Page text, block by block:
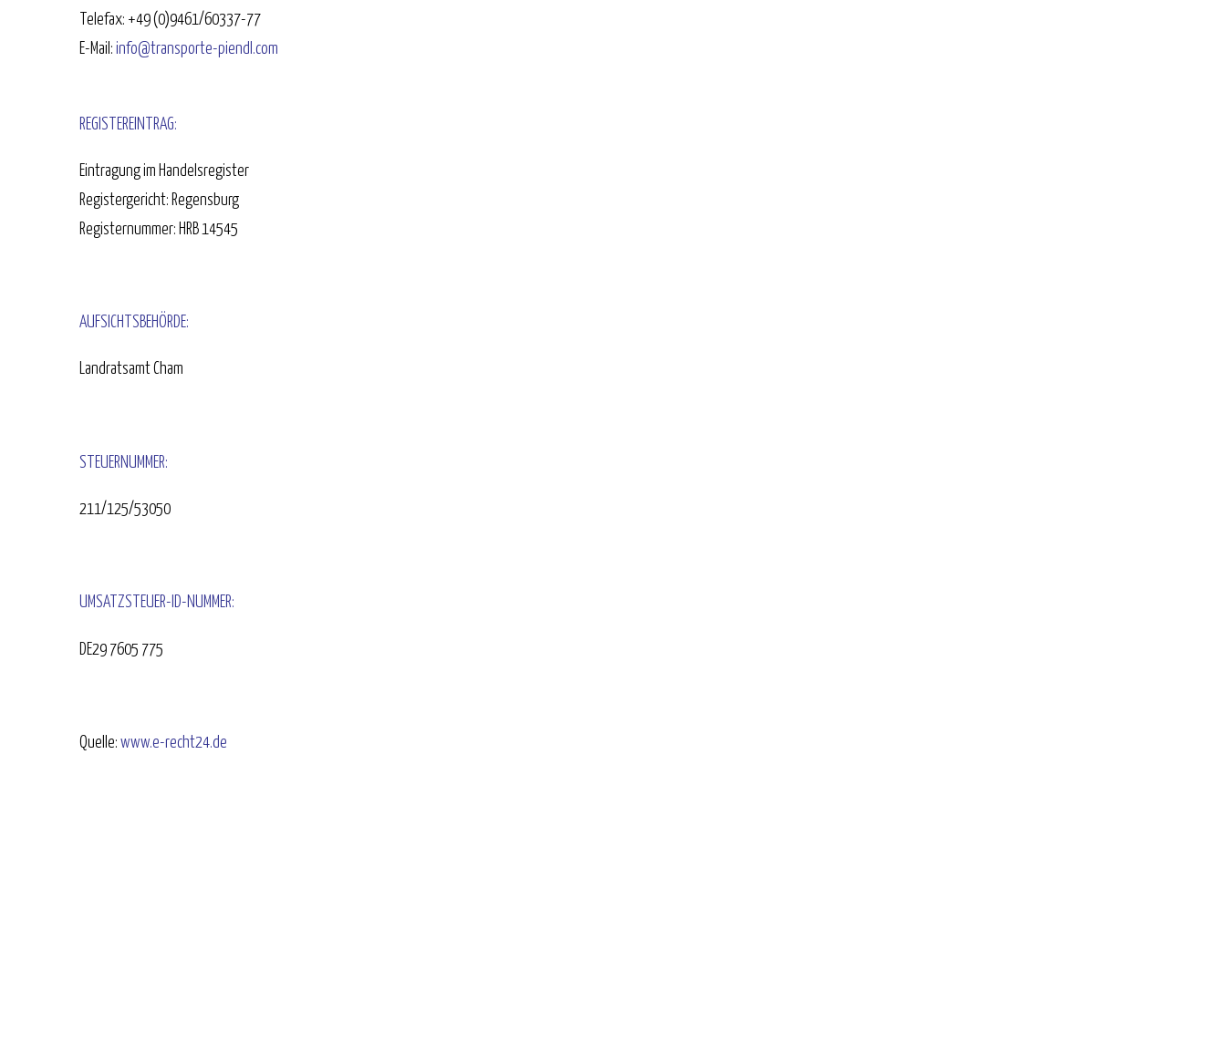
Telefax: +49 (0)9461/60337-77
E-Mail:info@transporte-piendl.com
REGISTEREINTRAG:
Eintragung im Handelsregister
Registergericht: Regensburg
Registernummer: HRB 14545
AUFSICHTSBEHÖRDE:
Landratsamt Cham
STEUERNUMMER:
211/125/53050
UMSATZSTEUER-ID-NUMMER:
DE29 7605 775
Quelle:www.e-recht24.de